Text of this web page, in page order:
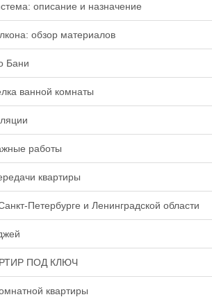
описание и назначение
обзор материалов
Бани
ванной комнаты
работы
квартиры
Петербурге и Ленинградской области
ПОД КЛЮЧ
квартиры